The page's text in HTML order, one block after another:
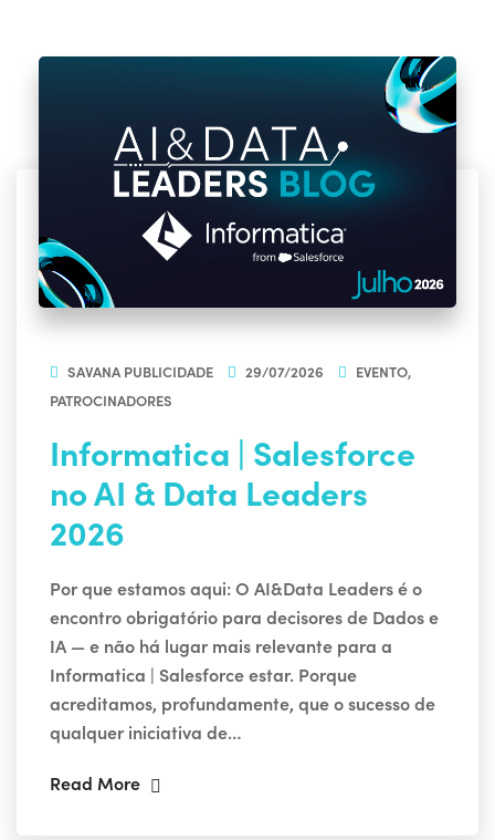
SAVANA PUBLICIDADE 29/07/2026 EVENTO,
PATROCINADORES
Informatica | Salesforce
no AI & Data Leaders
2026
Por que estamos aqui: O AI&Data Leaders é o
encontro obrigatório para decisores de Dados e
IA — e não há lugar mais relevante para a
Informatica | Salesforce estar. Porque
acreditamos, profundamente, que o sucesso de
qualquer iniciativa de…
Read More